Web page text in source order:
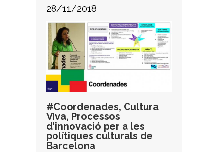
28/11/2018
#Coordenades, Cultura
Viva, Processos
d'innovació per a les
polítiques culturals de
Barcelona